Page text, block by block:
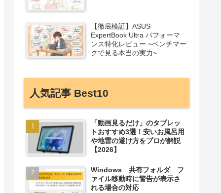
【徹底検証】ASUS
ExpertBook Ultra パフォーマ
ンス特化レビュー ~ベンチマー
クで見る本当の実力~
人気記事 Best10
「動画見るだけ」のタブレッ
トおすすめ3選！安いお風呂用
や地雷の避け方をプロが解説
【2026】
Windows 共有フォルダ フ
ァイル移動時に警告が表示さ
れる場合の対応